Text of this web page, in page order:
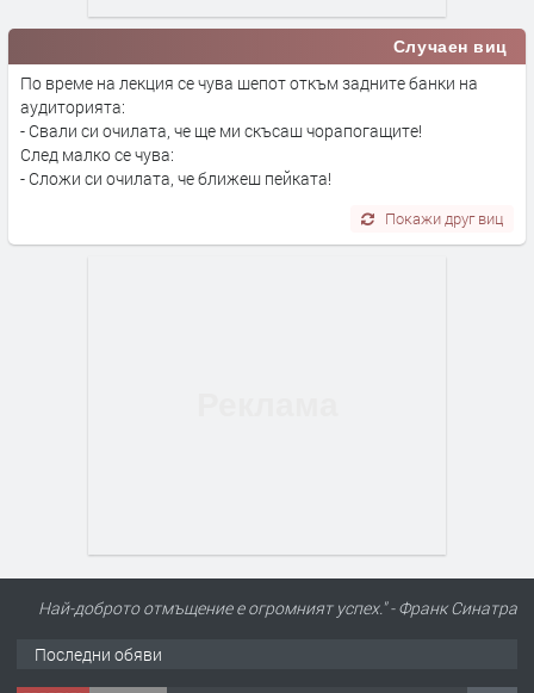
Случаен виц
По време на лекция се чува шепот откъм задните банки на
аудиторията:
- Свали си очилата, че ще ми скъсаш чорапогащите!
След малко се чува:
- Сложи си очилата, че ближеш пейката!
Покажи друг виц
Най-доброто отмъщение е огромният успех." - Франк Синатра
Последни обяви
ПРЕДЛАГА